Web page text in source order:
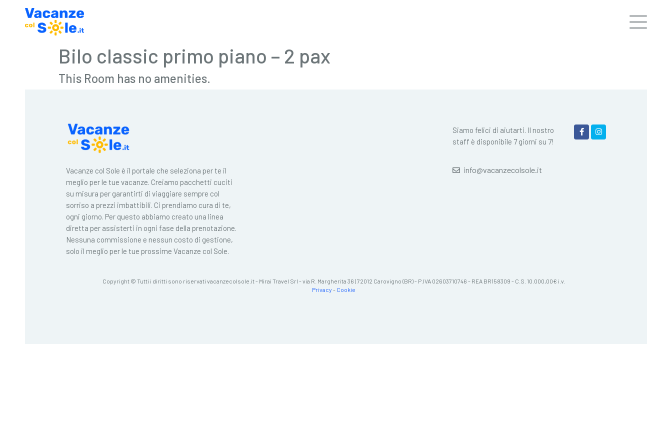
Bilo classic primo piano – 2 pax
This Room has no amenities.
Vacanze col Sole è il portale che seleziona per te il
meglio per le tue vacanze. Creiamo pacchetti cuciti
su misura per garantirti di viaggiare sempre col
sorriso a prezzi imbattibili. Ci prendiamo cura di te,
ogni giorno. Per questo abbiamo creato una linea
diretta per assisterti in ogni fase della prenotazione.
Nessuna commissione e nessun costo di gestione,
solo il meglio per le tue prossime Vacanze col Sole.
Siamo felici di aiutarti. Il nostro
staff è disponibile 7 giorni su 7!
info@vacanzecolsole.it
Copyright © Tutti i diritti sono riservati vacanzecolsole.it - Mirai Travel Srl - via R. Margherita 36 | 72012 Carovigno (BR) - P.IVA 02603710746 - REA BR158309 - C.S. 10.000,00€ i.v.
Privacy - Cookie